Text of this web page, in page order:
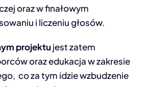
oraz w finałowym
i liczeniu głosów.
projektu jest zatem
oraz edukacja w zakresie
co za tym idzie wzbudzenie